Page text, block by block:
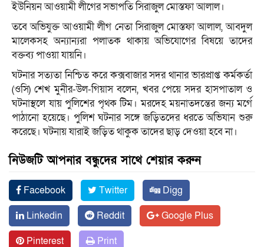
ইউনিয়ন আওয়ামী লীগের সভাপতি সিরাজুল মোস্তফা আলাল।
তবে অভিযুক্ত আওয়ামী লীগ নেতা সিরাজুল মোস্তফা আলাল, আবদুল
মালেকসহ অন্যান্যরা পলাতক থাকায় অভিযোগের বিষয়ে তাদের
বক্তব্য পাওয়া যায়নি।
ঘটনার সত্যতা নিশ্চিত করে কক্সবাজার সদর থানার ভারপ্রাপ্ত কর্মকর্তা
(ওসি) শেখ মুনীর-উল-গিয়াস বলেন, খবর পেয়ে সদর হাসপাতাল ও
ঘটনাস্থলে যায় পুলিশের পৃথক টিম। মরদেহ ময়নাতদন্তের জন্য মর্গে
পাঠানো হয়েছে। পুলিশ ঘটনার সঙ্গে জড়িতদের ধরতে অভিযান শুরু
করেছে। ঘটনায় যারাই জড়িত থাকুক তাদের ছাড় দেওয়া হবে না।
নিউজটি আপনার বন্ধুদের সাথে শেয়ার করুন
Facebook Twitter
Digg
Linkedin
Reddit
Google Plus
Pinterest
Print